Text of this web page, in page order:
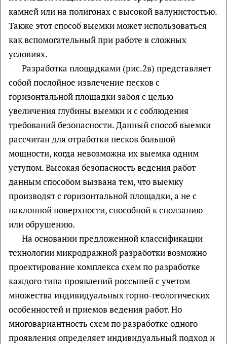
камней или на полигонах с высокой валунистостью.
Также этот способ выемки может использоваться
как вспомогательный при работе в сложных
условиях.
Разработка площадками (рис.2в) представляет
собой послойное извлечение песков с
горизонтальной площадки забоя с целью
увеличения глубины выемки и с соблюдения
требований безопасности. Данный способ выемки
рассчитан для отработки песков большой
мощности, когда невозможна их выемка одним
уступом. Высокая безопасность ведения работ
данным способом вызвана тем, что выемку
производят с горизонтальной площадки, а не с
наклонной поверхности, способной к сползанию
или обрушению.
На основании предложенной классификации
технологии микродражной разработки возможно
проектирование комплекса схем по разработке
каждого типа проявлений россыпей с учетом
множества индивидуальных горно-геологических
особенностей и приемов ведения работ. Но
многовариантность схем по разработке одного
проявления определяет индивидуальный подход и